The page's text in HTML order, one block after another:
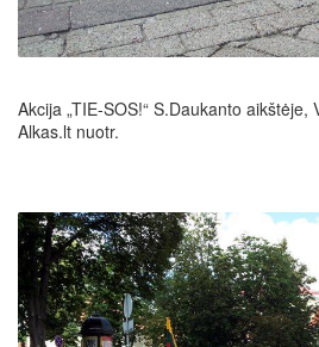
Akcija „TIE-SOS!“ S.Daukanto
Alkas.lt nuotr.